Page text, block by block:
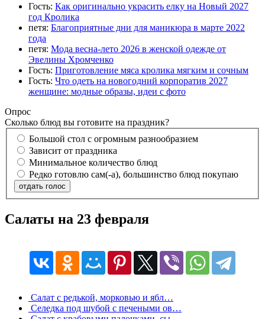
Гость: Как оригинально украсить елку на Новый 2027
год Кролика
петя: Благоприятные дни для маникюра в марте 2022
года
петя: Мода весна-лето 2026 в женской одежде от
Эвелины Хромченко
Гость: Приготовление мяса кролика мягким и сочным
Гость: Что одеть на новогодний корпоратив 2027
женщине: модные образы, идеи с фото
Опрос
Сколько блюд вы готовите на праздник?
Большой стол с огромным разнообразием
Зависит от праздника
Минимальное количество блюд
Редко готовлю сам(-а), большинство блюд покупаю
отдать голос
Салаты на 23 февраля
Салат с редькой, морковью и ябл…
Селедка под шубой с печеными ов…